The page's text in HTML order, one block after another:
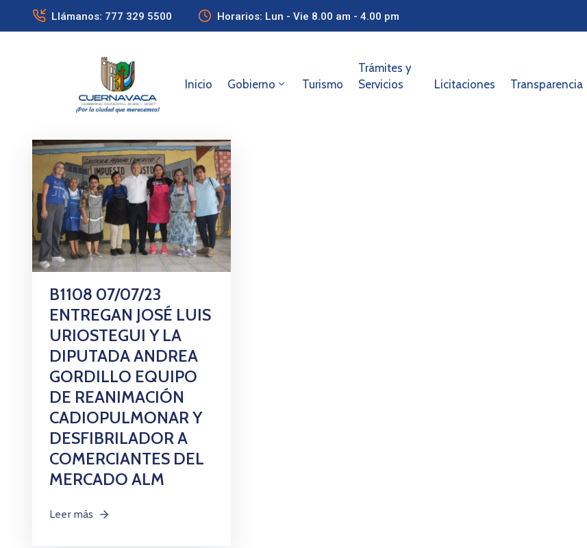
Llámanos: 777 329 5500 Horarios: Lun - Vie 8.00 am - 4.00 pm
Inicio Gobierno Turismo
Trámites y
Servicios
Licitaciones Transparencia
B1108 07/07/23
ENTREGAN JOSÉ LUIS
URIOSTEGUI Y LA
DIPUTADA ANDREA
GORDILLO EQUIPO
DE REANIMACIÓN
CADIOPULMONAR Y
DESFIBRILADOR A
COMERCIANTES DEL
MERCADO ALM
Leer más